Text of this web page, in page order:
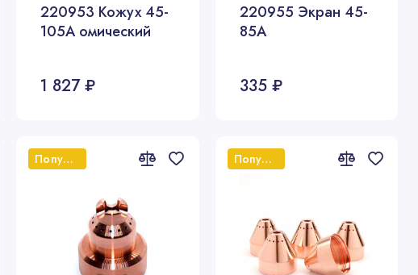
220953 Кожух 45-
105А омический
1 827 ₽
220955 Экран 45-
85А
335 ₽
Популярный Популярный